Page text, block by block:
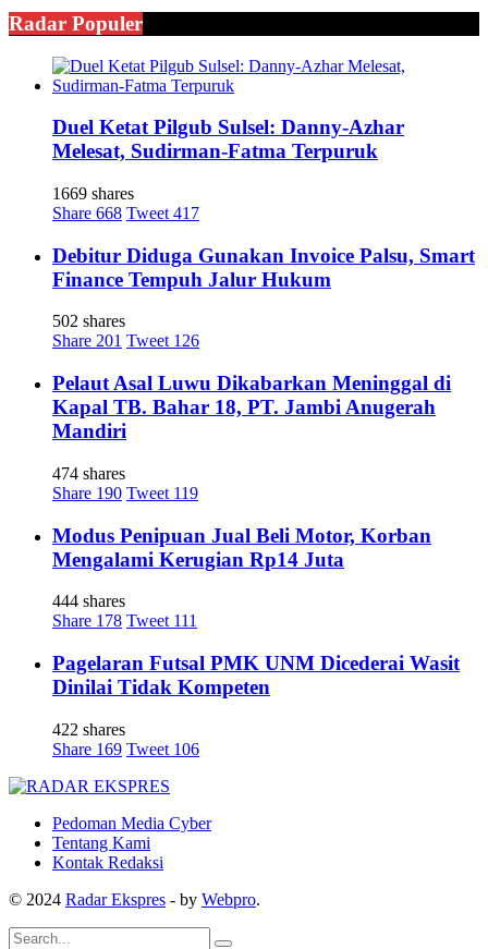
Radar Populer
Duel Ketat Pilgub Sulsel: Danny-Azhar
Melesat, Sudirman-Fatma Terpuruk
1669 shares
Share 668 Tweet 417
Debitur Diduga Gunakan Invoice Palsu, Smart
Finance Tempuh Jalur Hukum
502 shares
Share 201 Tweet 126
Pelaut Asal Luwu Dikabarkan Meninggal di
Kapal TB. Bahar 18, PT. Jambi Anugerah
Mandiri
474 shares
Share 190 Tweet 119
Modus Penipuan Jual Beli Motor, Korban
Mengalami Kerugian Rp14 Juta
444 shares
Share 178 Tweet 111
Pagelaran Futsal PMK UNM Dicederai Wasit
Dinilai Tidak Kompeten
422 shares
Share 169 Tweet 106
Pedoman Media Cyber
Tentang Kami
Kontak Redaksi
© 2024 Radar Ekspres - by Webpro.